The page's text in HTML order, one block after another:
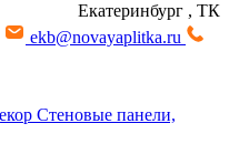
Екатеринбург , ТК
ekb@novayaplitka.ru
Стеновые панели,